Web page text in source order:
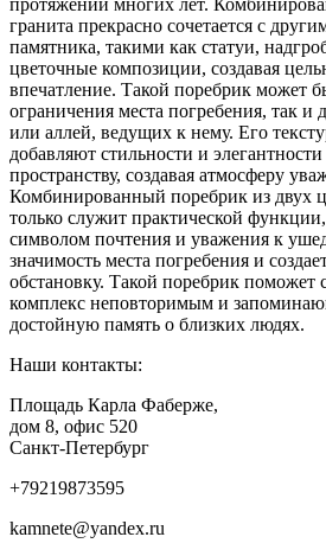
гранита прекрасно сочетается с
памятника, такими как статуи,
цветочные композиции, создавая
впечатление. Такой поребрик может
ограничения места погребения, так и
или аллей, ведущих к нему. Его
добавляют стильности и
пространству, создавая атмосферу
Комбинированный поребрик из двух
только служит практической
символом почтения и уважения к
значимость места погребения и
обстановку. Такой поребрик поможет
комплекс неповторимым и
достойную память о близких людях.
Наши контакты:
Площадь Карла Фаберже,
дом 8, офис 520
Санкт-Петербург
+79219873595
kamnete@yandex.ru